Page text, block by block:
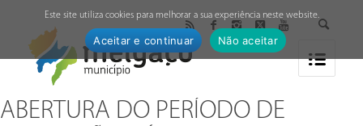
ABERTURA DO PERÍODO DE
Este site utiliza cookies para melhorar a sua experiência neste website.
Aceitar e continuar Não aceitar